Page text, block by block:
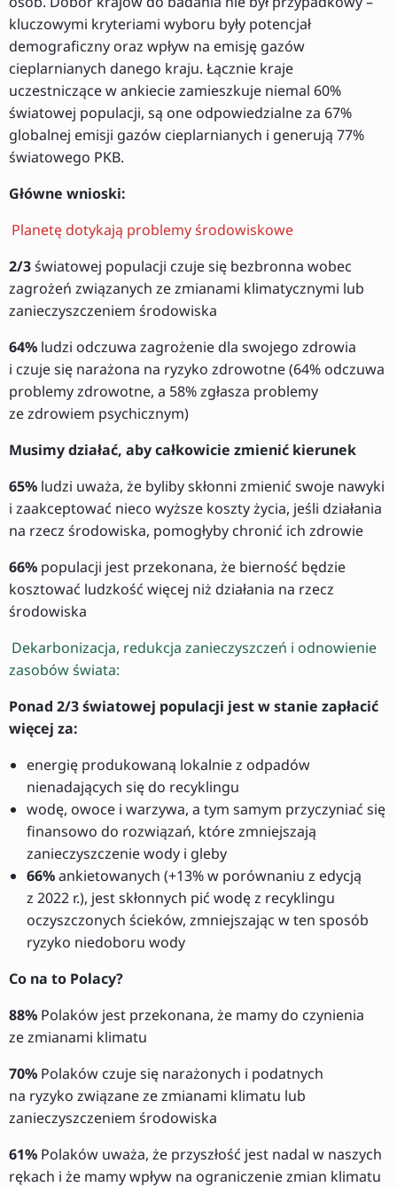
kluczowymi kryteriami wyboru były potencjał
demograficzny oraz wpływ na emisję gazów
cieplarnianych danego kraju. Łącznie kraje
uczestniczące w ankiecie zamieszkuje niemal 60%
światowej populacji, są one odpowiedzialne za 67%
globalnej emisji gazów cieplarnianych i generują 77%
światowego PKB.
Główne wnioski:
Planetę dotykają problemy środowiskowe
2/3światowej populacji czuje się bezbronna wobec
zagrożeń związanych ze zmianami klimatycznymi lub
zanieczyszczeniem środowiska
64% ludzi odczuwa zagrożenie dla swojego zdrowia
i czuje się narażona na ryzyko zdrowotne (64% odczuwa
problemy zdrowotne, a 58% zgłasza problemy
ze zdrowiem psychicznym)
Musimy działać, aby całkowicie zmienić kierunek
65% ludzi uważa, że byliby skłonni zmienić swoje nawyki
i zaakceptować nieco wyższe koszty życia, jeśli działania
na rzecz środowiska, pomogłyby chronić ich zdrowie
66% populacji jest przekonana, że bierność będzie
kosztować ludzkość więcej niż działania na rzecz
środowiska
Dekarbonizacja, redukcja zanieczyszczeń i odnowienie
zasobów świata:
Ponad 2/3 światowej populacji jest w stanie zapłacić
więcej za:
energię produkowaną lokalnie z odpadów
nienadających się do recyklingu
wodę, owoce i warzywa, a tym samym przyczyniać się
finansowo do rozwiązań, które zmniejszają
zanieczyszczenie wody i gleby
66%ankietowanych (+13% w porównaniu z edycją
z 2022 r.), jest skłonnych pić wodę z recyklingu
oczyszczonych ścieków, zmniejszając w ten sposób
ryzyko niedoboru wody
Co na to Polacy?
88% Polaków jest przekonana, że mamy do czynienia
ze zmianami klimatu
70% Polaków czuje się narażonych i podatnych
na ryzyko związane ze zmianami klimatu lub
zanieczyszczeniem środowiska
61% Polaków uważa, że przyszłość jest nadal w naszych
rękach i że mamy wpływ na ograniczenie zmian klimatu